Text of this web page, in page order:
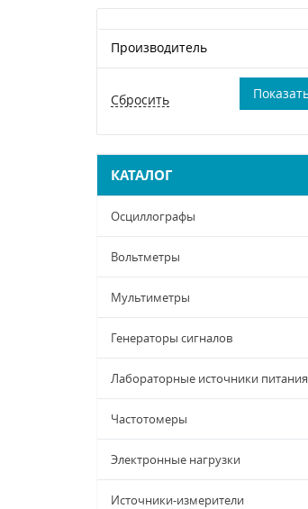
Производитель
КАТАЛОГ
Осциллографы
Вольтметры
Мультиметры
Генераторы сигналов
Лабораторные источники питания
Частотомеры
Электронные нагрузки
Источники-измерители